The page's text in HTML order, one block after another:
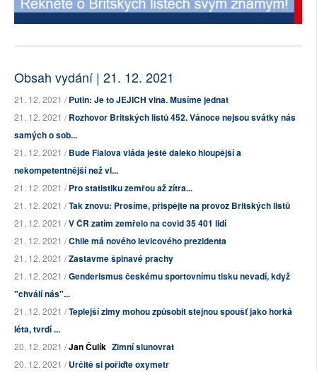
Obsah vydání | 21. 12. 2021
21. 12. 2021 /Putin: Je to JEJICH vina. Musíme jednat
21. 12. 2021 /Rozhovor Britských listů 452. Vánoce nejsou svátky nás
samých o sob...
21. 12. 2021 /Bude Fialova vláda ještě daleko hloupější a
nekompetentnější než vl...
21. 12. 2021 /Pro statistiku zemřou až zítra...
21. 12. 2021 /Tak znovu: Prosíme, přispějte na provoz Britských listů
21. 12. 2021 /V ČR zatím zemřelo na covid 35 401 lidí
21. 12. 2021 /Chile má nového levicového prezidenta
21. 12. 2021 /Zastavme špinavé prachy
21. 12. 2021 /Genderismus českému sportovnímu tisku nevadí, když
"chválí nás"...
21. 12. 2021 /Teplejší zimy mohou způsobit stejnou spoušť jako horká
léta, tvrdí ...
20. 12. 2021 /Jan Čulík Zimní slunovrat
20. 12. 2021 /Určitě si pořiďte oxymetr